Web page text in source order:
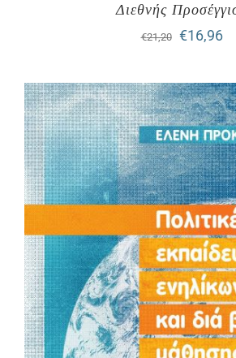
Διεθνής
€21,20
Original
was:
€21,20.
€16,96Η